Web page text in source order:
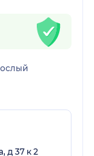
д 37 к 2